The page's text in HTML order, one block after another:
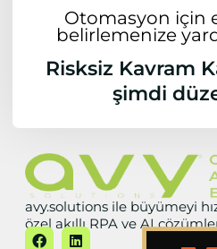
Otomasyon için
belirlemenize
Risksiz Kavram
şimdi
avy.solutions ile büyümeyi
özel akıllı RPA ve AI